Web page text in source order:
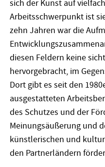
sich der Kunst auf
Arbeitsschwerpunkt ist
zehn Jahren war die
diesen Feldern keine
hervorgebracht, im
Dort gibt es seit den
ausgestatteten
des Schutzes und der
Meinungsäußerung und
künstlerischen und
den Partnerländern